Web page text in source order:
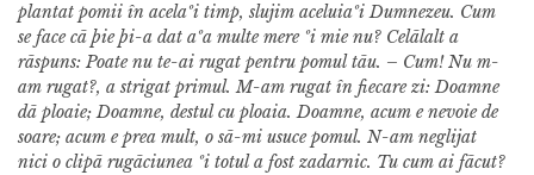
plantat pomii în acelaºi timp, slujim aceluiaºi Dumnezeu. Cum
se face cã þie þi-a dat aºa multe mere ºi mie nu? Celãlalt a
rãspuns: Poate nu te-ai rugat pen­tru pomul tãu. – Cum! Nu m-
am rugat?, a strigat primul. M-am rugat în fiecare zi: Doamne
dã ploaie; Doamne, destul cu ploaia. Doamne, acum e nevoie de
soare; acum e prea mult, o sã-mi usu­ce pomul. N-am neglijat
nici o clipã rugãciunea ºi totul a fost zadarnic. Tu cum ai fãcut?